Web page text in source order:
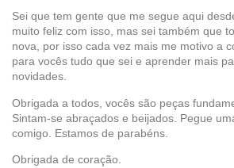
Sei que tem gente que me segue aqui
muito feliz com isso, mas sei também que
nova, por isso cada vez mais me motivo a
para vocês tudo que sei e aprender mais
novidades.
Obrigada a todos, vocês são peças
Sintam-se abraçados e beijados. Pegue
comigo. Estamos de parabéns.
Obrigada de coração.